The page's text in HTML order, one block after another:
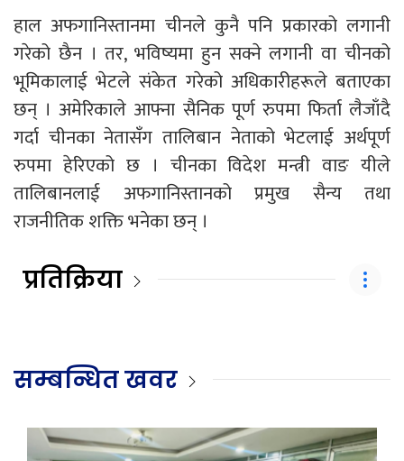
हाल अफगानिस्तानमा चीनले कुनै पनि प्रकारको लगानी
गरेको छैन । तर, भविष्यमा हुन सक्ने लगानी वा चीनको
भूमिकालाई भेटले संकेत गरेको अधिकारीहरूले बताएका
छन् । अमेरिकाले आफ्ना सैनिक पूर्ण रुपमा फिर्ता लैजाँदै
गर्दा चीनका नेतासँग तालिबान नेताको भेटलाई अर्थपूर्ण
रुपमा हेरिएको छ । चीनका विदेश मन्त्री वाङ यीले
तालिबानलाई अफगानिस्तानको प्रमुख सैन्य तथा
राजनीतिक शक्ति भनेका छन् ।
प्रतिक्रिया
सम्बन्धित खवर